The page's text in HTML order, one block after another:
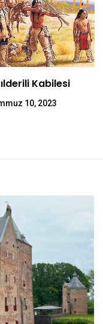
Nasıl
Kabilesi
10, 2023